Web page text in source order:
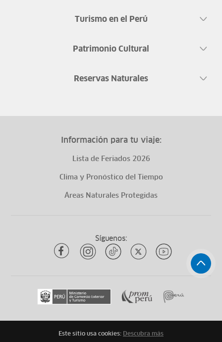
Turismo en el Perú
Patrimonio Cultural
Reservas Naturales
Información para tu viaje:
Lista de Feriados 2026
Clima y Pronóstico del Tiempo
Áreas Naturales Protegidas
Síguenos:
Todos los derechos reservadosytuqueplanes 2026
Este sitio usa cookies: Descubra más